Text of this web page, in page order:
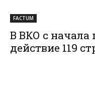
FACTUM
В ВКО с начала
действие 119